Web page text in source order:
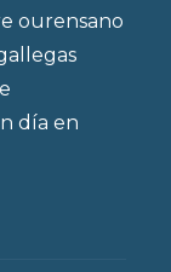
ourensano
día en